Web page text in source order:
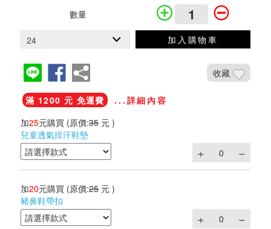
數量
加入購物車
收藏
滿 1200 元 免運費
...詳細內容
加25元購買 (原價:35 元 )
兒童透氣排汗鞋墊
加20元購買 (原價:25 元 )
豬鼻鞋帶扣